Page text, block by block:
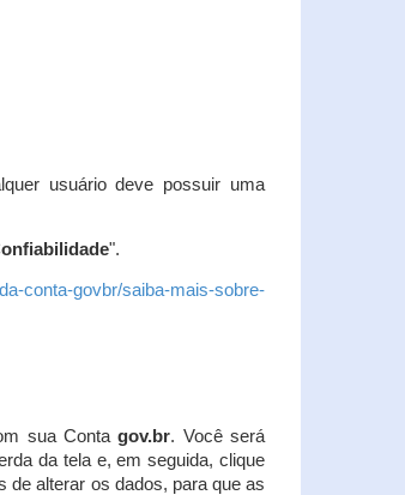
usuário deve possuir uma
".
conta-govbr/saiba-mais-sobre-
sua Contagov.br. Você será
da tela e, em seguida, clique
de alterar os dados, para que as